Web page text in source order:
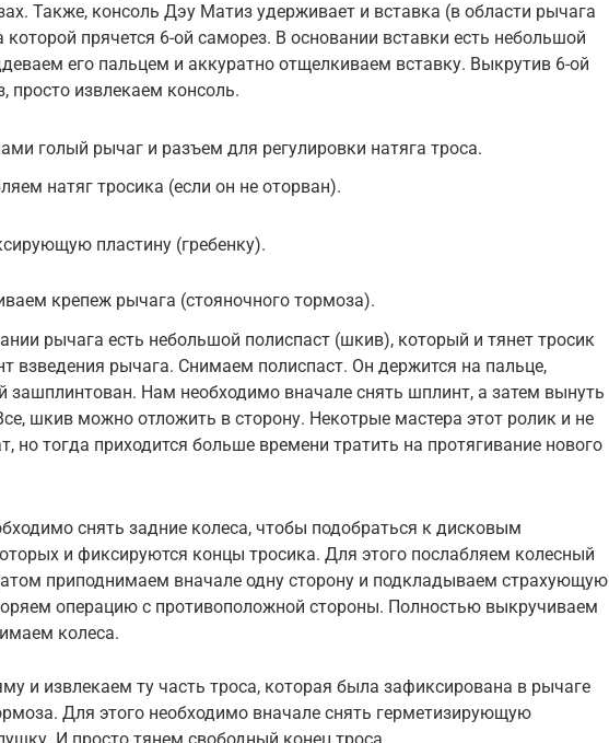
Также, консоль Дэу Матиз удерживает и вставка (в области рычага
которой прячется 6-ой саморез. В основании вставки есть небольшой
его пальцем и аккуратно отщелкиваем вставку. Выкрутив 6-ой
просто извлекаем консоль.
голый рычаг и разъем для регулировки натяга троса.
натяг тросика (если он не оторван).
пластину (гребенку).
крепеж рычага (стояночного тормоза).
рычага есть небольшой полиспаст (шкив), который и тянет тросик
взведения рычага. Снимаем полиспаст. Он держится на пальце,
зашплинтован. Нам необходимо вначале снять шплинт, а затем вынуть
шкив можно отложить в сторону. Некотрые мастера этот ролик и не
но тогда приходится больше времени тратить на протягивание нового
снять задние колеса, чтобы подобраться к дисковым
и фиксируются концы тросика. Для этого послабляем колесный
приподнимаем вначале одну сторону и подкладываем страхующую
операцию с противоположной стороны. Полностью выкручиваем
колеса.
и извлекаем ту часть троса, которая была зафиксирована в рычаге
Для этого необходимо вначале снять герметизирующую